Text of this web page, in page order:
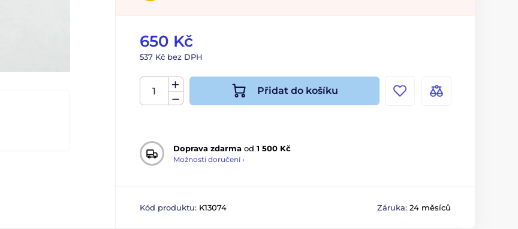
650 Kč
537 Kč bez DPH
Přidat do košíku
Doprava zdarma od 1 500 Kč
Možnosti doručení ›
Kód produktu: K13074 Záruka: 24 měsíců